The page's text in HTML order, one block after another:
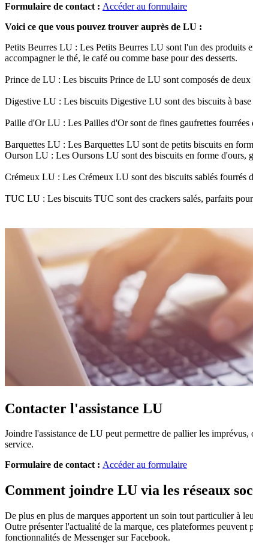
Formulaire de contact : Accéder au formulaire
Voici ce que vous pouvez trouver auprès de LU :
Petits Beurres LU : Les Petits Beurres LU sont l'un des produits
accompagner le thé, le café ou comme base pour des desserts.
Prince de LU : Les biscuits Prince de LU sont composés de
Digestive LU : Les biscuits Digestive LU sont des biscuits à
Paille d'Or LU : Les Pailles d'Or sont de fines gaufrettes
Barquettes LU : Les Barquettes LU sont de petits biscuits en
Ourson LU : Les Oursons LU sont des biscuits en forme d'ours,
Crémeux LU : Les Crémeux LU sont des biscuits sablés fourrés
TUC LU : Les biscuits TUC sont des crackers salés, parfaits
Contacter l'assistance LU
Joindre l'assistance de LU peut permettre de pallier les
service.
Formulaire de contact : Accéder au formulaire
Comment joindre LU via les réseaux
De plus en plus de marques apportent un soin tout particulier à
Outre présenter l'actualité de la marque, ces plateformes
fonctionnalités de Messenger sur Facebook.